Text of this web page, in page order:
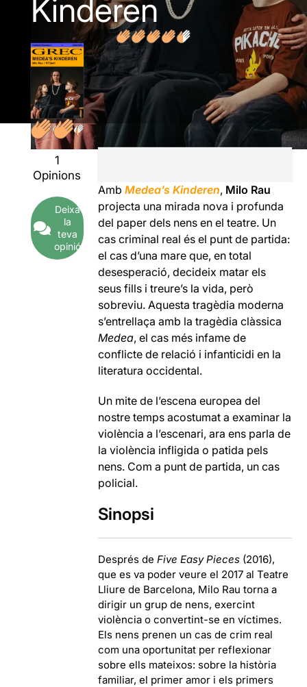
Kinderen
1
Opinions
Deixa
la
teva
opinió
AmbMedea’s Kinderen, Milo Rau
projecta una mirada nova i profunda
del paper dels nens en el teatre. Un
cas criminal real és el punt de partida:
el cas d’una mare que, en total
desesperació, decideix matar els
seus fills i treure’s la vida, però
sobreviu. Aquesta tragèdia moderna
s’entrellaça amb la tragèdia clàssica
Medea, el cas més infame de
conflicte de relació i infanticidi en la
literatura occidental.
Un mite de l’escena europea del
nostre temps acostumat a examinar la
violència a l’escenari, ara ens parla de
la violència infligida o patida pels
nens. Com a punt de partida, un cas
policial.
Sinopsi
Després deFive Easy Pieces (2016),
que es va poder veure el 2017 al Teatre
Lliure de Barcelona, Milo Rau torna a
dirigir un grup de nens, exercint
violència o convertint-se en víctimes.
Els nens prenen un cas de crim real
com una oportunitat per reflexionar
sobre ells mateixos: sobre la història
familiar, el primer amor i els primers